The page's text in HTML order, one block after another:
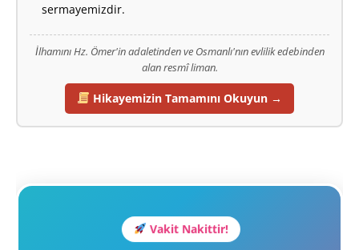
sermayemizdir.
İlhamını Hz. Ömer'in adaletinden ve Osmanlı'nın evlilik edebinden
alan resmî liman.
Hikayemizin Tamamını Okuyun →
Vakit Nakittir!